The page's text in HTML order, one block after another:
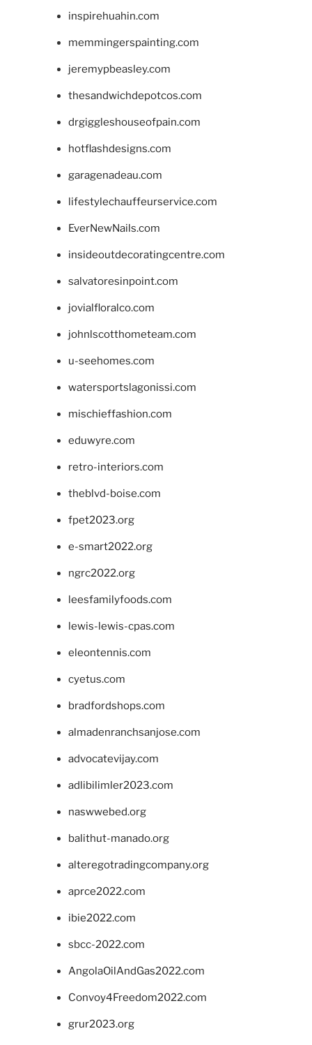
inspirehuahin.com
memmingerspainting.com
jeremypbeasley.com
thesandwichdepotcos.com
drgiggleshouseofpain.com
hotflashdesigns.com
garagenadeau.com
lifestylechauffeurservice.com
EverNewNails.com
insideoutdecoratingcentre.com
salvatoresinpoint.com
jovialfloralco.com
johnlscotthometeam.com
u-seehomes.com
watersportslagonissi.com
mischieffashion.com
eduwyre.com
retro-interiors.com
theblvd-boise.com
fpet2023.org
e-smart2022.org
ngrc2022.org
leesfamilyfoods.com
lewis-lewis-cpas.com
eleontennis.com
cyetus.com
bradfordshops.com
almadenranchsanjose.com
advocatevijay.com
adlibilimler2023.com
naswwebed.org
balithut-manado.org
alteregotradingcompany.org
aprce2022.com
ibie2022.com
sbcc-2022.com
AngolaOilAndGas2022.com
Convoy4Freedom2022.com
grur2023.org